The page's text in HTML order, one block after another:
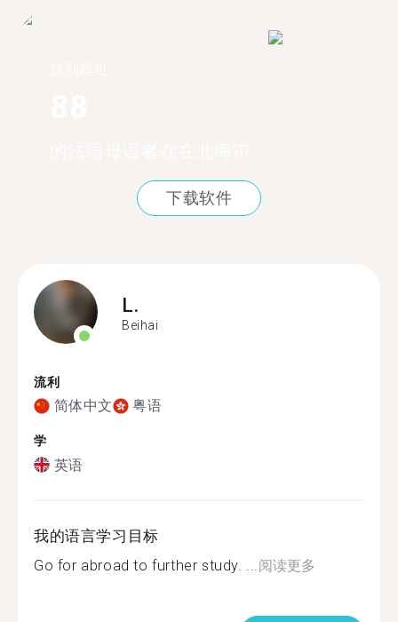
下载软件
L.
Beihai
流利
简体中文 粤语
学
英语
我的语言学习目标
Go for abroad to further study. ... 阅读更多